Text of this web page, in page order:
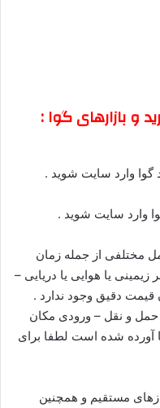
و بازارهای گوا :
گوا وارد سایت شوید .
وارد سایت شوید .
مختلفی از جمله زمان
یا هوایی یا دریایی –
قیمت دقیق وجود ندارد .
حمل و نقل – ورودی مکان
آورده شده است لطفا برای
مستقیم و همچنین